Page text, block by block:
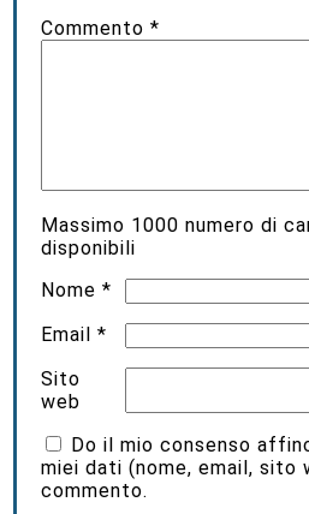
Commento*
Massimo 1000 numero di
disponibili
Nome*
Email*
Sito
web
Do il mio consenso
miei dati (nome, email, sito
commento.